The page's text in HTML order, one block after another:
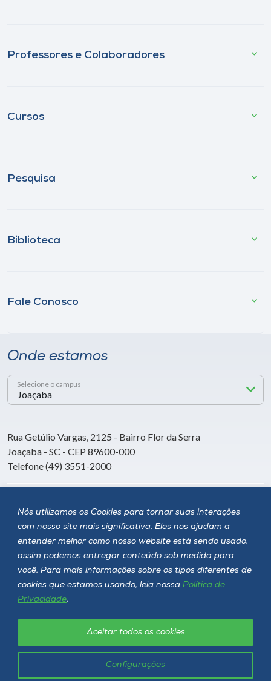
Nós utilizamos os Cookies para tornar suas interações
com nosso site mais significativa. Eles nos ajudam a
entender melhor como nosso website está sendo usado,
assim podemos entregar conteúdo sob medida para
você. Para mais informações sobre os tipos diferentes de
cookies que estamos usando, leia nossa Política de
Privacidade.
Configurações
Aceitar todos os cookies
Professores e Colaboradores
Cursos
Pesquisa
Biblioteca
Fale Conosco
Onde estamos
Selecione o campus
Rua Getúlio Vargas, 2125 - Bairro Flor da Serra
Joaçaba - SC - CEP 89600-000
Telefone (49) 3551-2000
Siga a Unoesc
Unoesc © 2026 - Todos os direitos reservados
Política de privacidade LGPD